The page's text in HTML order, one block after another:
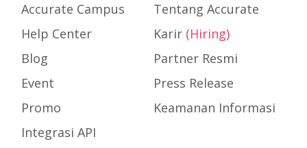
Accurate Campus
Help Center
Blog
Event
Promo
Integrasi API
Tentang Accurate
Karir (Hiring)
Partner Resmi
Press Release
Keamanan Informasi